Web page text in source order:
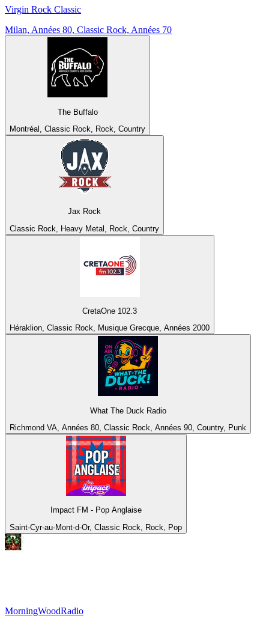
Virgin Rock Classic
Milan, Années 80, Classic Rock, Années 70
The Buffalo
Montréal, Classic Rock, Rock, Country
Jax Rock
Classic Rock, Heavy Metal, Rock, Country
CretaOne 102.3
Héraklion, Classic Rock, Musique Grecque, Années 2000
What The Duck Radio
Richmond VA, Années 80, Classic Rock, Années 90, Country, Punk
Impact FM - Pop Anglaise
Saint-Cyr-au-Mont-d-Or, Classic Rock, Rock, Pop
MorningWoodRadio